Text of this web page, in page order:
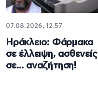
07.08.2026, 12:57
Ηράκλειο: Φάρμακα
σε έλλειψη, ασθενείς
σε… αναζήτηση!